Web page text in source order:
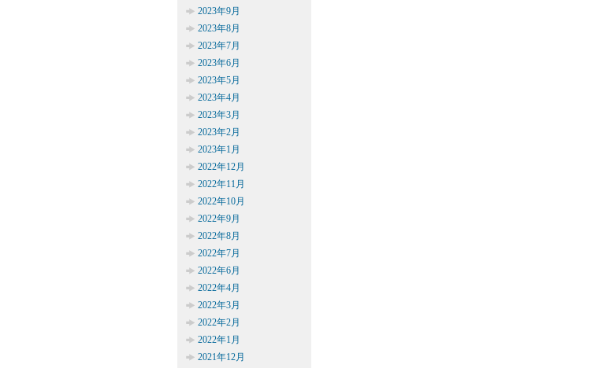
2023年9月
2023年8月
2023年7月
2023年6月
2023年5月
2023年4月
2023年3月
2023年2月
2023年1月
2022年12月
2022年11月
2022年10月
2022年9月
2022年8月
2022年7月
2022年6月
2022年4月
2022年3月
2022年2月
2022年1月
2021年12月